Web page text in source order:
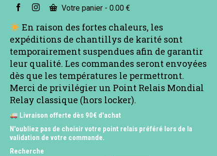
Votre panier - 0.00 €
En raison des fortes chaleurs, les
expéditions de chantillys de karité sont
temporairement suspendues afin de garantir
leur qualité. Les commandes seront envoyées
dès que les températures le permettront.
Merci de privilégier un Point Relais Mondial
Relay classique (hors locker).
Livraison offerte dès 90€ d'achat
N'oubliez pas de choisir votre point relais préféré lors de la
validation de votre commande.
Recherche